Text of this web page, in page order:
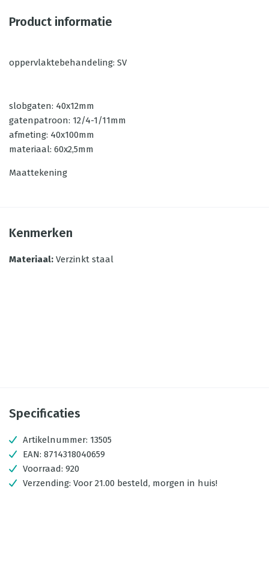
Product informatie
oppervlaktebehandeling: SV
slobgaten: 40x12mm
gatenpatroon: 12/4-1/11mm
afmeting: 40x100mm
materiaal: 60x2,5mm
Maattekening
Kenmerken
Materiaal: Verzinkt staal
Specificaties
Artikelnummer: 13505
EAN: 8714318040659
Voorraad: 920
Verzending: Voor 21.00 besteld, morgen in huis!